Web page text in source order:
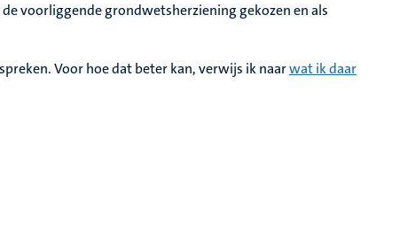
voorliggende grondwetsherziening gekozen en als
Voor hoe dat beter kan, verwijs ik naarwat ik daar